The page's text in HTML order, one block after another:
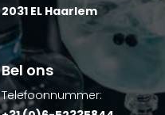
2031 EL Haarlem
Bel ons
Telefoonnummer: